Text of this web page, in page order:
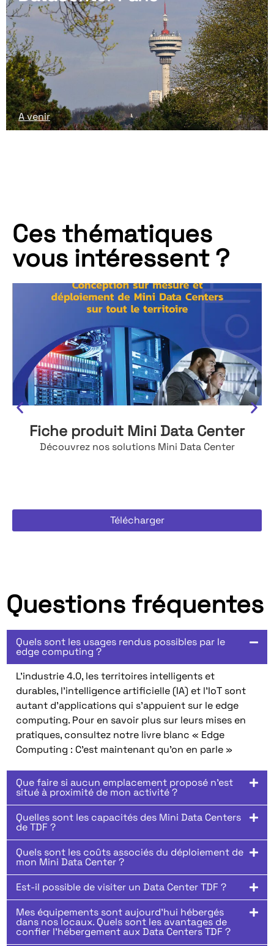
A venir
Ces thématiques
vous intéressent ?
Fiche produit Mini Data Center
Découvrez nos solutions Mini Data Center
Télécharger
Questions fréquentes
Quels sont les usages rendus possibles par le
edge computing ?
L’industrie 4.0, les territoires intelligents et
durables, l’intelligence artificielle (IA) et l’IoT sont
autant d’applications qui s’appuient sur le edge
computing. Pour en savoir plus sur leurs mises en
pratiques, consultez notre livre blanc « Edge
Computing : C’est maintenant qu’on en parle »
Que faire si aucun emplacement proposé n'est
situé à proximité de mon activité ?
Quelles sont les capacités des Mini Data Centers
de TDF ?
Quels sont les coûts associés du déploiement de
mon Mini Data Center ?
Est-il possible de visiter un Data Center TDF ?
Mes équipements sont aujourd’hui hébergés
dans nos locaux. Quels sont les avantages de
confier l’hébergement aux Data Centers TDF ?